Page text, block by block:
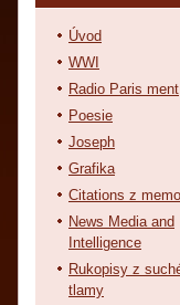
Úvod
WWI
Radio Paris ment
Poesie
Joseph
Grafika
Citations z
News Media and
Intelligence
Rukopisy z
tlamy